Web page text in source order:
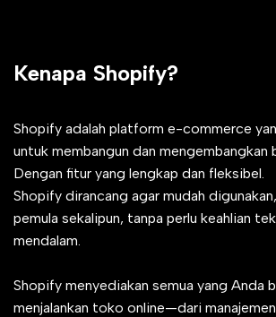
Kenapa Shopify?
Shopify adalah platform e-commerce
untuk membangun dan mengembangkan
Dengan fitur yang lengkap dan fleksibel.
Shopify dirancang agar mudah
pemula sekalipun, tanpa perlu keahlian
mendalam.
Shopify menyediakan semua yang Anda
menjalankan toko online—dari